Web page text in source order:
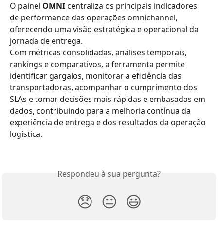
O painel OMNI centraliza os principais indicadores
de performance das operações omnichannel,
oferecendo uma visão estratégica e operacional da
jornada de entrega.
Com métricas consolidadas, análises temporais,
rankings e comparativos, a ferramenta permite
identificar gargalos, monitorar a eficiência das
transportadoras, acompanhar o cumprimento dos
SLAs e tomar decisões mais rápidas e embasadas em
dados, contribuindo para a melhoria contínua da
experiência de entrega e dos resultados da operação
logística.
Respondeu à sua pergunta?
😞 😐 😃